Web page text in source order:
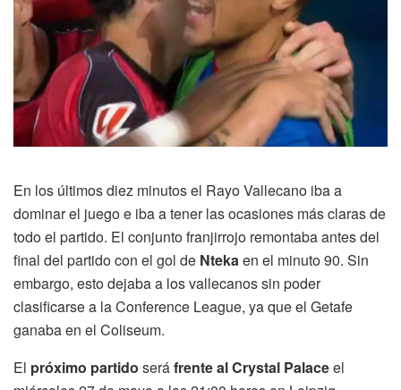
En los últimos diez minutos el Rayo Vallecano iba a
dominar el juego e iba a tener las ocasiones más claras de
todo el partido. El conjunto franjirrojo remontaba antes del
final del partido con el gol de Nteka en el minuto 90. Sin
embargo, esto dejaba a los vallecanos sin poder
clasificarse a la Conference League, ya que el Getafe
ganaba en el Coliseum.
El próximo partido seráfrente al Crystal Palaceel